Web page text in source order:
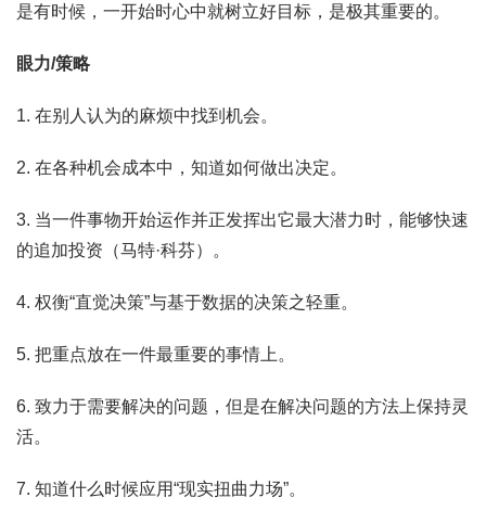
是有时候，一开始时心中就树立好目标，是极其重要的。
眼力/策略
1. 在别人认为的麻烦中找到机会。
2. 在各种机会成本中，知道如何做出决定。
3. 当一件事物开始运作并正发挥出它最大潜力时，能够快速
的追加投资（马特·科芬）。
4. 权衡“直觉决策”与基于数据的决策之轻重。
5. 把重点放在一件最重要的事情上。
6. 致力于需要解决的问题，但是在解决问题的方法上保持灵
活。
7. 知道什么时候应用“现实扭曲力场”。